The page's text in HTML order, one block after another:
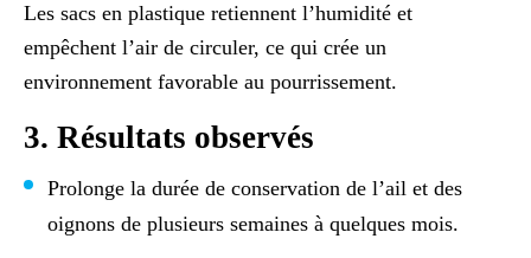
Les sacs en plastique retiennent l’humidité et
empêchent l’air de circuler, ce qui crée un
environnement favorable au pourrissement.
3. Résultats observés
Prolonge la durée de conservation de l’ail et des
oignons de plusieurs semaines à quelques mois.